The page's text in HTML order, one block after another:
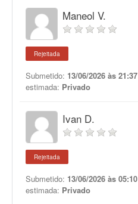
Maneol V.
Rejeitada
Submetido: 13/06/2026 às 21:37
estimada: Privado
Ivan D.
Rejeitada
Submetido: 13/06/2026 às 05:10
estimada: Privado